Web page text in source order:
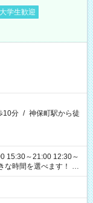
大学生歓迎
10分 / 神保町駅から徒
15:30～21:00 12:30～